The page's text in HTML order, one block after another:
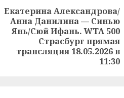
Предыдущая
Следующая
запись:
Екатерина Александрова/
Анна Данилина — Синью
Янь/Сюй Ифань. WTA 500
Страсбург прямая
трансляция 18.05.2026 в
11:30